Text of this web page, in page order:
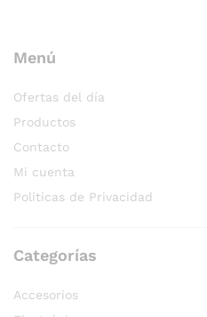
Menú
Ofertas del día
Productos
Contacto
Mi cuenta
Políticas de Privacidad
Categorías
Accesorios